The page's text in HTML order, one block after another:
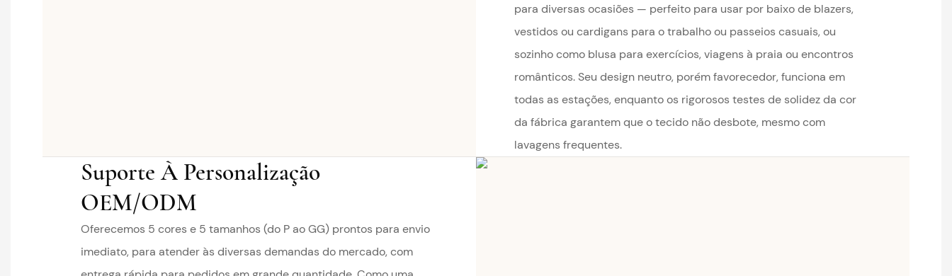
para diversas ocasiões — perfeito para usar por baixo de blazers,
vestidos ou cardigans para o trabalho ou passeios casuais, ou
sozinho como blusa para exercícios, viagens à praia ou encontros
românticos. Seu design neutro, porém favorecedor, funciona em
todas as estações, enquanto os rigorosos testes de solidez da cor
da fábrica garantem que o tecido não desbote, mesmo com
lavagens frequentes.
Suporte À Personalização
OEM/ODM
Oferecemos 5 cores e 5 tamanhos (do P ao GG) prontos para envio
imediato, para atender às diversas demandas do mercado, com